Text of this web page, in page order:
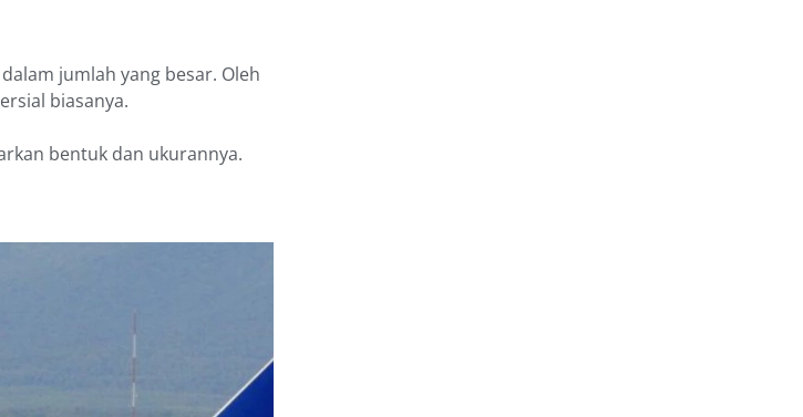
jumlah yang besar. Oleh
biasanya.
bentuk dan ukurannya.